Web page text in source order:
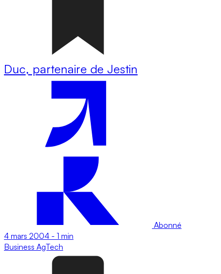
Duc, partenaire de Jestin
Abonné
4 mars 2004 - 1 min
Business AgTech